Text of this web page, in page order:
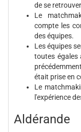
de se
Le
compte les
des équipes.
Les équipes
toutes égales
était prise en
Le
l'expérience
Aldérande